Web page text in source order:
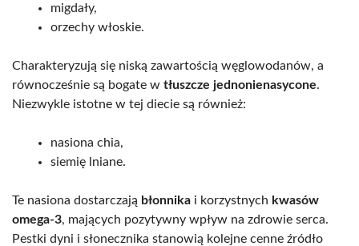
migdały,
orzechy włoskie.
Charakteryzują się niską zawartością węglowodanów, a
równocześnie są bogate w tłuszcze jednonienasycone.
Niezwykle istotne w tej diecie są również:
nasiona chia,
siemię lniane.
Te nasiona dostarczają błonnika i korzystnych kwasów
omega-3, mających pozytywny wpływ na zdrowie serca.
Pestki dyni i słonecznika stanowią kolejne cenne źródło